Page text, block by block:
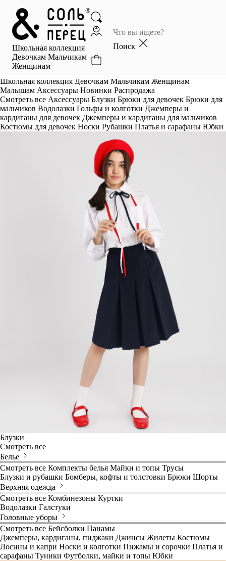
Школьная коллекция
Девочкам Мальчикам
Женщинам
Поиск
Главная
Каталог
Избранное
Школьная коллекция Девочкам Мальчикам Женщинам
Малышам Аксессуары Новинки Распродажа
Смотреть все Аксессуары Блузки Брюки для девочек Брюки для
мальчиков Водолазки Гольфы и колготки Джемперы и
кардиганы для девочек Джемперы и кардиганы для мальчиков
Костюмы для девочек Носки Рубашки Платья и сарафаны Юбки
Блузки
Смотреть все
Белье
Смотреть все Комплекты белья Майки и топы Трусы
Блузки и рубашки Бомберы, кофты и толстовки Брюки Шорты
Верхняя одежда
Смотреть все Комбинезоны Куртки
Водолазки Галстуки
Головные уборы
Смотреть все Бейсболки Панамы
Джемперы, кардиганы, пиджаки Джинсы Жилеты Костюмы
Лосины и капри Носки и колготки Пижамы и сорочки Платья и
сарафаны Туники Футболки, майки и топы Юбки